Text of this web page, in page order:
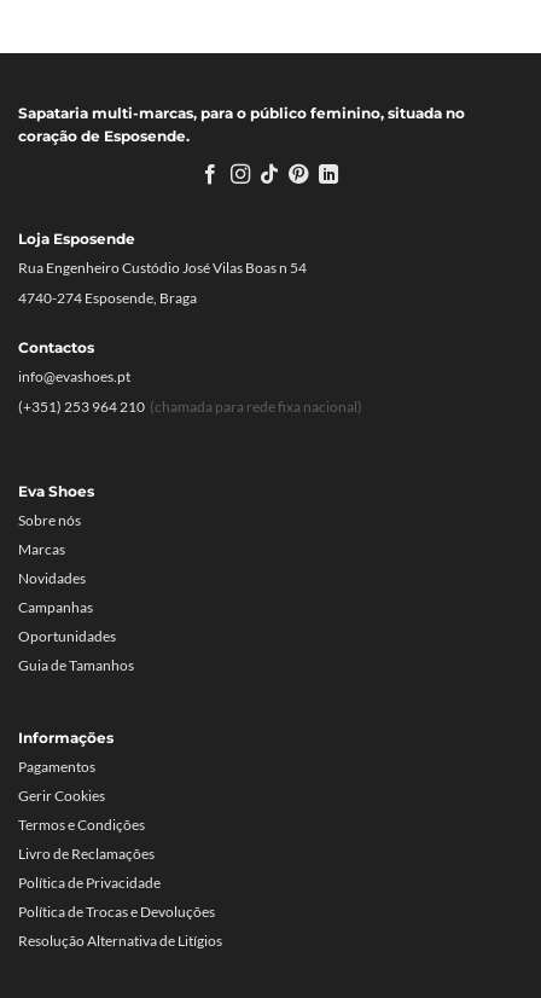
Sapataria multi-marcas, para o público feminino, situada no
coração de Esposende.
Eva Shoes
Sobre nós
Marcas
Novidades
Campanhas
Oportunidades
Guia de Tamanhos
Informações
Pagamentos
Gerir Cookies
Termos e Condições
Livro de Reclamações
Política de Privacidade
Política de Trocas e Devoluções
Resolução Alternativa de Litígios
Loja Esposende
Rua Engenheiro Custódio José Vilas Boas n 54
4740-274 Esposende, Braga
Contactos
info@evashoes.pt
(+351) 253 964 210 (chamada para rede fixa nacional)